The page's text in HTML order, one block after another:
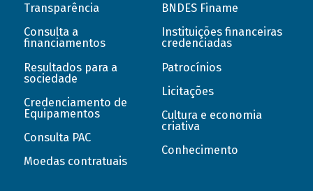
Transparência
Consulta a
financiamentos
Resultados para a
sociedade
Credenciamento de
Equipamentos
Consulta PAC
Moedas contratuais
BNDES Finame
Instituições financeiras
credenciadas
Patrocínios
Licitações
Cultura e economia
criativa
Conhecimento